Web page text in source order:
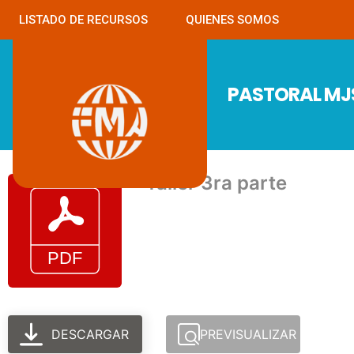
LISTADO DE RECURSOS QUIENES SOMOS
PASTORAL
Taller 3ra parte
DESCARGAR PREVISUALIZAR